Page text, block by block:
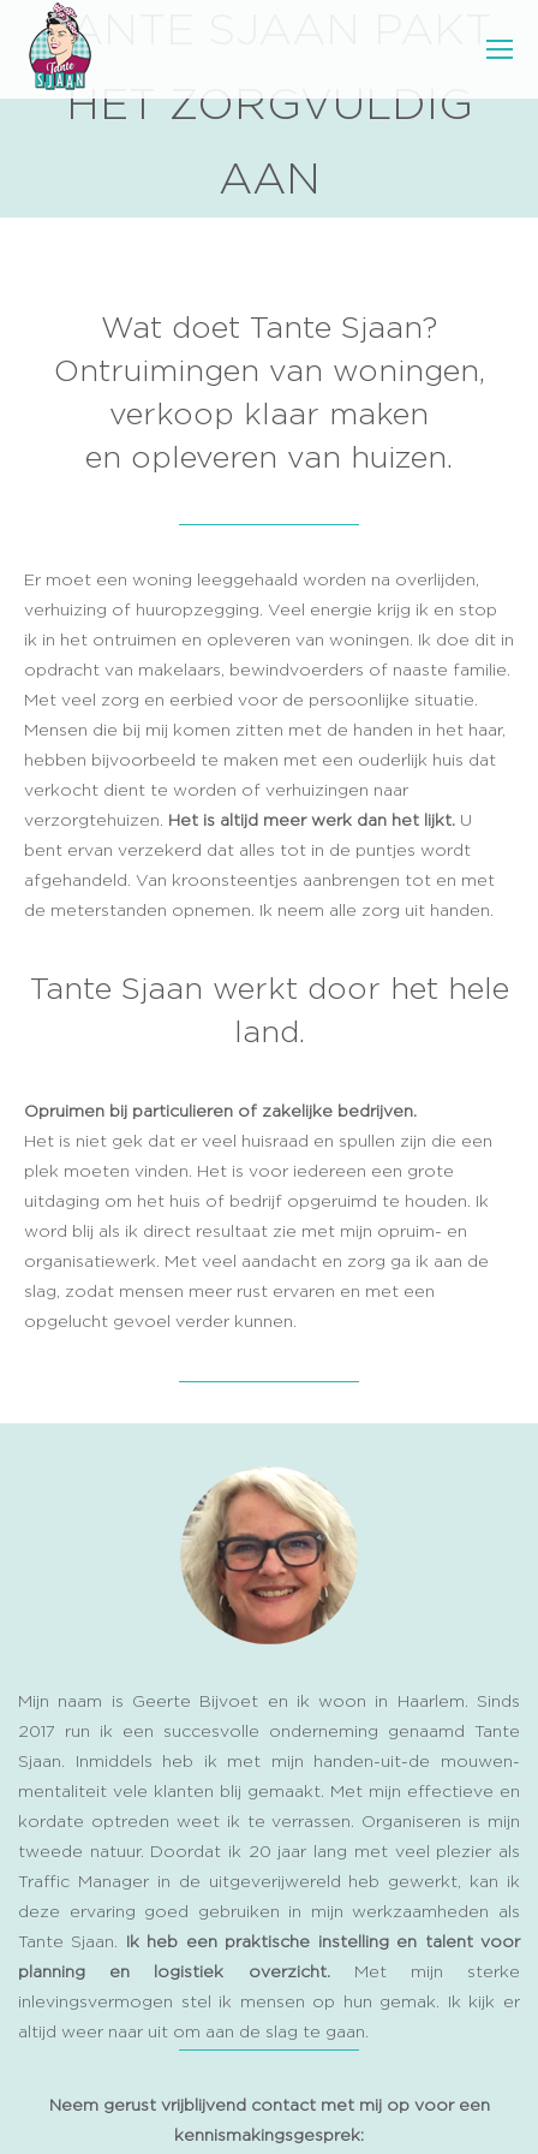
TANTE SJAAN PAKT
HET ZORGVULDIG
AAN
Wat doet Tante Sjaan?
Ontruimingen van woningen,
verkoop klaar maken
en opleveren van huizen.
Er moet een woning leeggehaald worden na overlijden,
verhuizing of huuropzegging. Veel energie krijg ik en stop
ik in het ontruimen en opleveren van woningen. Ik doe dit in
opdracht van makelaars, bewindvoerders of naaste familie.
Met veel zorg en eerbied voor de persoonlijke situatie.
Mensen die bij mij komen zitten met de handen in het haar,
hebben bijvoorbeeld te maken met een ouderlijk huis dat
verkocht dient te worden of verhuizingen naar
verzorgtehuizen. Het is altijd meer werk dan het lijkt. U
bent ervan verzekerd dat alles tot in de puntjes wordt
afgehandeld. Van kroonsteentjes aanbrengen tot en met
de meterstanden opnemen. Ik neem alle zorg uit handen.
Tante Sjaan werkt door het hele
land.
Opruimen bij particulieren of zakelijke bedrijven.
Het is niet gek dat er veel huisraad en spullen zijn die een
plek moeten vinden. Het is voor iedereen een grote
uitdaging om het huis of bedrijf opgeruimd te houden. Ik
word blij als ik direct resultaat zie met mijn opruim- en
organisatiewerk. Met veel aandacht en zorg ga ik aan de
slag, zodat mensen meer rust ervaren en met een
opgelucht gevoel verder kunnen.
Mijn naam is Geerte Bijvoet en ik woon in Haarlem. Sinds
2017 run ik een succesvolle onderneming genaamd Tante
Sjaan. Inmiddels heb ik met mijn handen-uit-de mouwen-
mentaliteit vele klanten blij gemaakt. Met mijn effectieve en
kordate optreden weet ik te verrassen. Organiseren is mijn
tweede natuur. Doordat ik 20 jaar lang met veel plezier als
Traffic Manager in de uitgeverijwereld heb gewerkt, kan ik
deze ervaring goed gebruiken in mijn werkzaamheden als
Tante Sjaan.
Ik heb een praktische instelling en talent voor
planning en logistiek overzicht.Met mijn sterke
inlevingsvermogen stel ik mensen op hun gemak. Ik kijk er
altijd weer naar uit om aan de slag te gaan.
Neem gerust vrijblijvend contact met mij op voor een
kennismakingsgesprek: